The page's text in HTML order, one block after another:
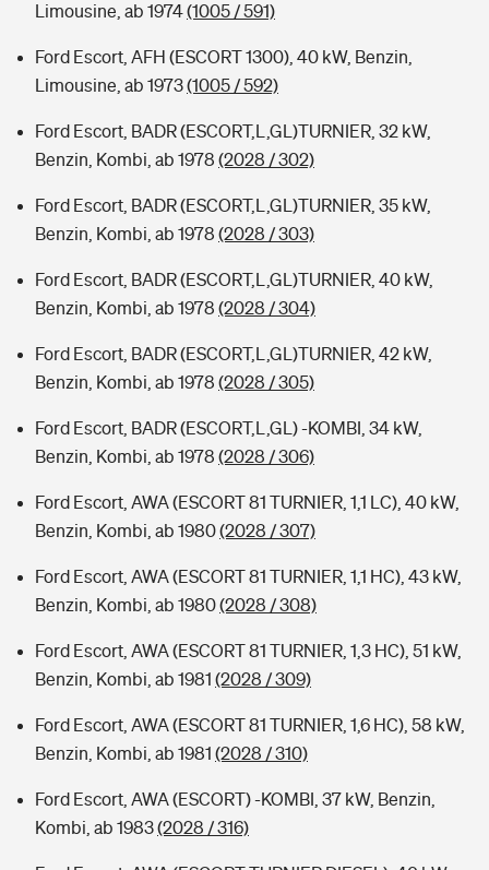
Limousine, ab 1974(1005 / 591)
Ford Escort, AFH (ESCORT 1300), 40 kW, Benzin,
Limousine, ab 1973(1005 / 592)
Ford Escort, BADR (ESCORT,L,GL)TURNIER, 32 kW,
Benzin, Kombi, ab 1978 (2028 / 302)
Ford Escort, BADR (ESCORT,L,GL)TURNIER, 35 kW,
Benzin, Kombi, ab 1978 (2028 / 303)
Ford Escort, BADR (ESCORT,L,GL)TURNIER, 40 kW,
Benzin, Kombi, ab 1978 (2028 / 304)
Ford Escort, BADR (ESCORT,L,GL)TURNIER, 42 kW,
Benzin, Kombi, ab 1978 (2028 / 305)
Ford Escort, BADR (ESCORT,L,GL) -KOMBI, 34 kW,
Benzin, Kombi, ab 1978 (2028 / 306)
Ford Escort, AWA (ESCORT 81 TURNIER, 1,1 LC), 40 kW,
Benzin, Kombi, ab 1980(2028 / 307)
Ford Escort, AWA (ESCORT 81 TURNIER, 1,1 HC), 43 kW,
Benzin, Kombi, ab 1980(2028 / 308)
Ford Escort, AWA (ESCORT 81 TURNIER, 1,3 HC), 51 kW,
Benzin, Kombi, ab 1981 (2028 / 309)
Ford Escort, AWA (ESCORT 81 TURNIER, 1,6 HC), 58 kW,
Benzin, Kombi, ab 1981 (2028 / 310)
Ford Escort, AWA (ESCORT) -KOMBI, 37 kW, Benzin,
Kombi, ab 1983(2028 / 316)